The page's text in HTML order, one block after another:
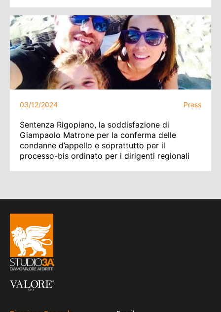
03/12/2024 Press
Sentenza Rigopiano, la soddisfazione di
Giampaolo Matrone per la conferma delle
condanne d’appello e soprattutto per il
processo-bis ordinato per i dirigenti regionali